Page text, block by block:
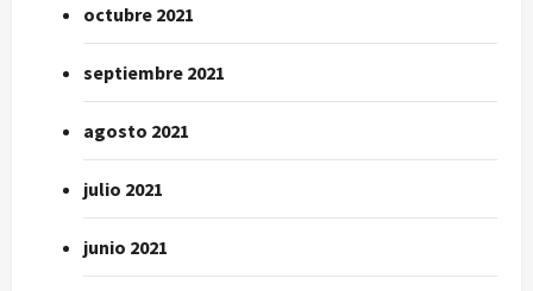
octubre 2021
septiembre 2021
agosto 2021
julio 2021
junio 2021